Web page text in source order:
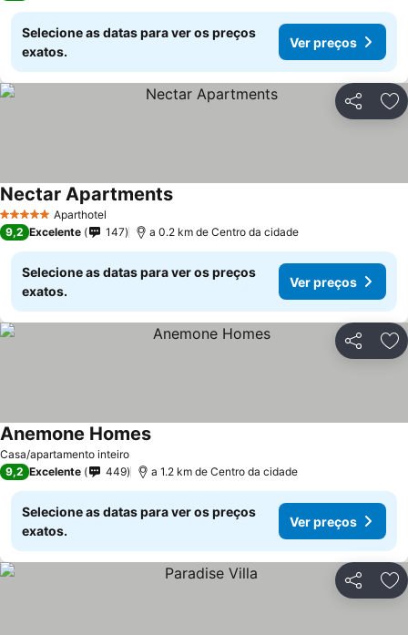
Selecione as datas para ver os preços
exatos.
Ver preços
Partilhar
5 Estrelas Aparthotel
Nectar Apartments
9,2 Excelente 147 a 0.2 km de Centro da cidade
Selecione as datas para ver os preços
exatos.
Ver preços
Partilhar
Casa/apartamento inteiro
Anemone Homes
9,2 Excelente 449 a 1.2 km de Centro da cidade
Selecione as datas para ver os preços
exatos.
Ver preços
Partilhar